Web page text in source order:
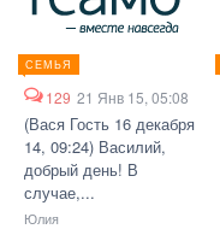
СЕМЬЯ
129 21 Янв 15, 05:08
(Вася Гость 16 декабря
14, 09:24) Василий,
добрый день! В
случае,...
Юлия